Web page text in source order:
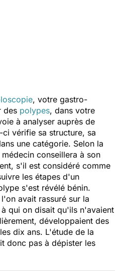
, votre gastro-
des polypes, dans votre
à analyser auprès de
vérifie sa structure, sa
une catégorie. Selon la
conseillera à son
s'il est considéré comme
les étapes d'un
s'est révélé bénin.
avait rassuré sur la
qui on disait qu'ils n'avaient
développaient des
dix ans. L'étude de la
donc pas à dépister les